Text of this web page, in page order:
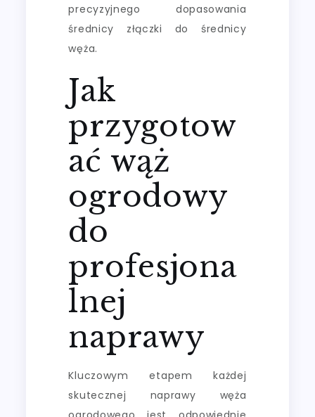
precyzyjnego dopasowania
średnicy złączki do średnicy
węża.
Jak
przygotow
ać wąż
ogrodowy
do
profesjona
lnej
naprawy
Kluczowym etapem każdej
skutecznej naprawy węża